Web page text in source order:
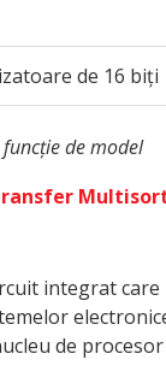
de 16 biți
de model
integrat
de